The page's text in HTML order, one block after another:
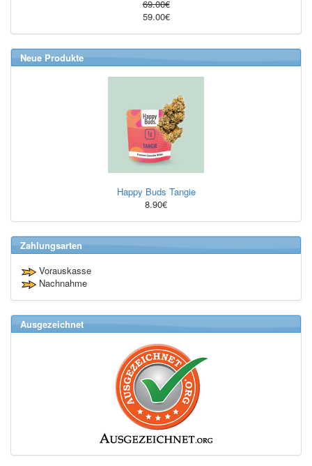
69.00€
59.00€
Neue Produkte
Happy Buds Tangie
8.90€
Zahlungsarten
Vorauskasse
Nachnahme
Ausgezeichnet